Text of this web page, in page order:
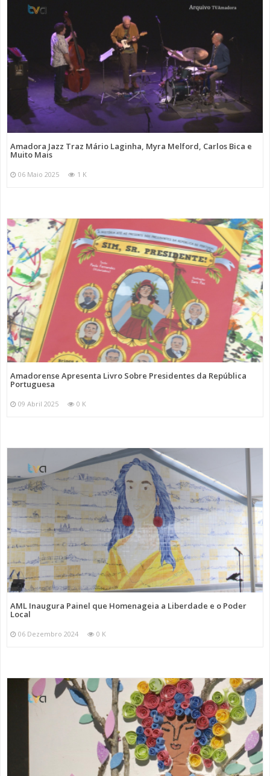
Amadora Jazz Traz Mário Laginha, Myra Melford, Carlos Bica e
Muito Mais
06 Maio 2025 1 K
Amadorense Apresenta Livro Sobre Presidentes da República
Portuguesa
09 Abril 2025 0 K
AML Inaugura Painel que Homenageia a Liberdade e o Poder
Local
06 Dezembro 2024 0 K